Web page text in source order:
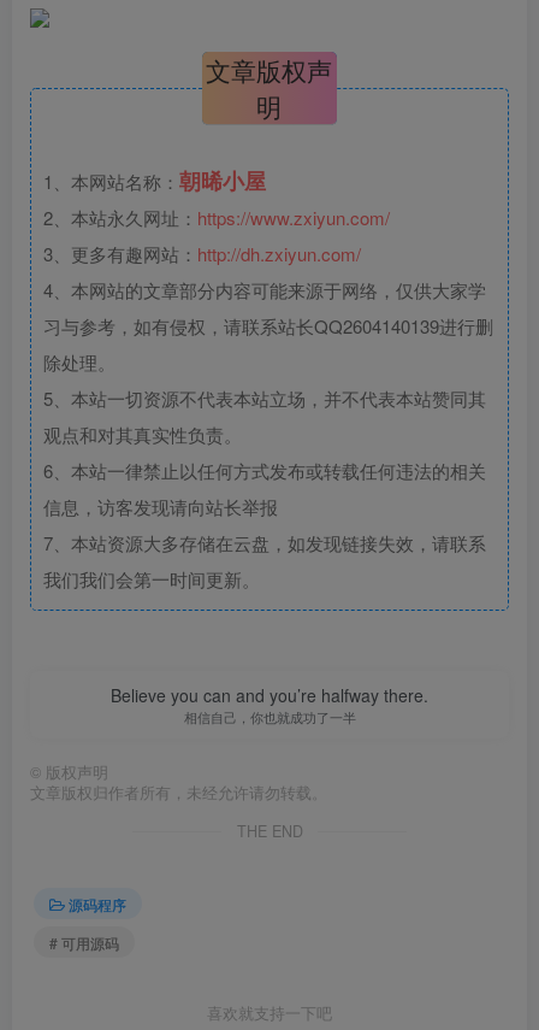
文章版权声
明
1、本网站名称： 朝晞小屋
2、本站永久网址： https://www.zxiyun.com/
3、更多有趣网站： http://dh.zxiyun.com/
4、本网站的文章部分内容可能来源于网络，仅供大家学
习与参考，如有侵权，请联系站长QQ2604140139进行删
除处理。
5、本站一切资源不代表本站立场，并不代表本站赞同其
观点和对其真实性负责。
6、本站一律禁止以任何方式发布或转载任何违法的相关
信息，访客发现请向站长举报
7、本站资源大多存储在云盘，如发现链接失效，请联系
我们我们会第一时间更新。
Believe you can and you’re halfway there.
相信自己，你也就成功了一半
© 版权声明
文章版权归作者所有，未经允许请勿转载。
THE END
源码程序
# 可用源码
喜欢就支持一下吧